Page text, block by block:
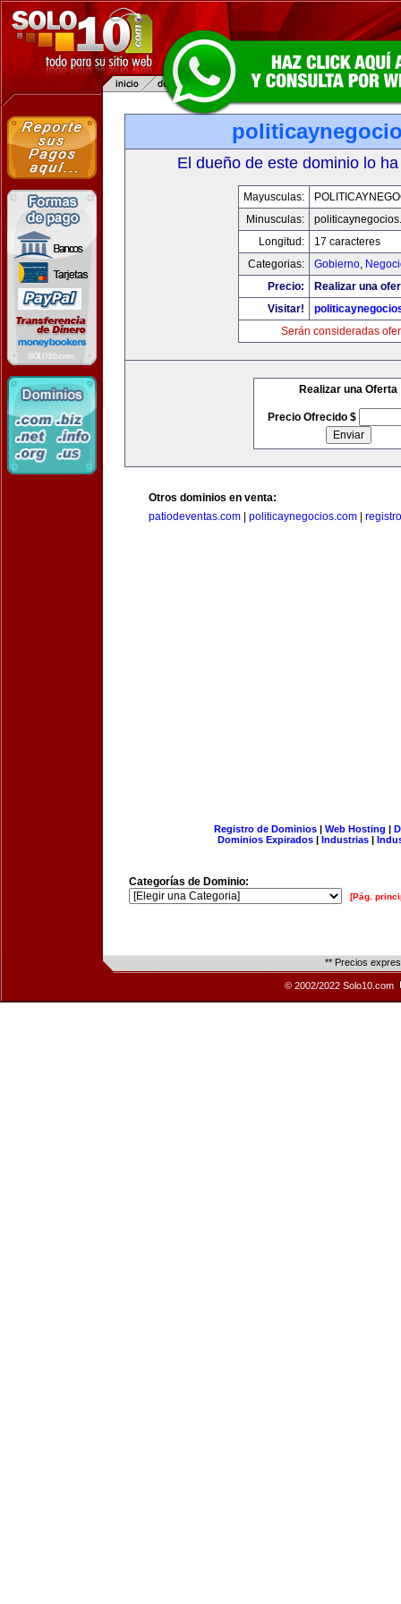
El dueño de este dominio lo
Mayusculas:
Minusculas:
Longitud:
17 caracteres
Categorias:
Gobierno,
Precio:
Realizar una
Visitar!
Serán consideradas
Realizar una Oferta
Precio Ofrecido $
Otros dominios en venta:
patiodeventas.com
politicaynegocios.com
Registro de Dominios| Web Hosting |
Dominios Expirados | Industrias |
Categorías de Dominio:
[Pág.
** Precios
© 2002/2022 Solo10.com